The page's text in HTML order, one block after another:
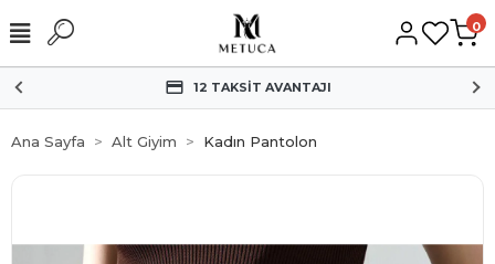
0
12 TAKSİT AVANTAJI
Ana Sayfa Alt Giyim Kadın Pantolon